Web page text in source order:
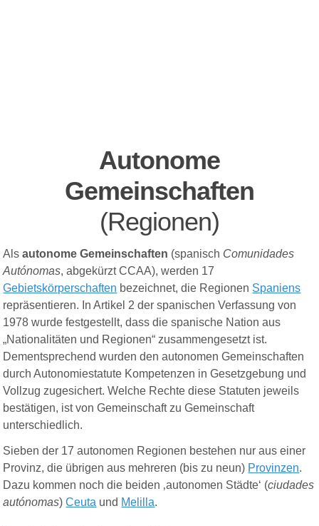
Autonome
Gemeinschaften
(Regionen)
Alsautonome Gemeinschaften (spanisch Comunidades
Autónomas, abgekürzt CCAA), werden 17
Gebietskörperschaften bezeichnet, die Regionen Spaniens
repräsentieren. In Artikel 2 der spanischen Verfassung von
1978 wurde festgestellt, dass die spanische Nation aus
„Nationalitäten und Regionen“ zusammengesetzt ist.
Dementsprechend wurden den autonomen Gemeinschaften
durch Autonomiestatute Kompetenzen in Gesetzgebung und
Vollzug zugesichert. Welche Rechte diese Statuten jeweils
bestätigen, ist von Gemeinschaft zu Gemeinschaft
unterschiedlich.
Sieben der 17 autonomen Regionen bestehen nur aus einer
Provinz, die übrigen aus mehreren (bis zu neun) Provinzen.
Dazu kommen noch die beiden ‚autonomen Städte‘ (ciudades
autónomas)Ceuta und Melilla.